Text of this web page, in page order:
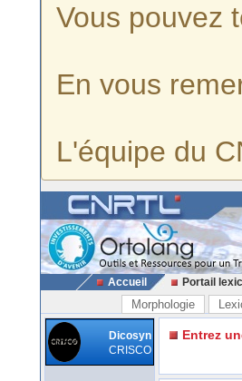
Vous pouvez
En vous
L'équipe du
Accueil Portail
Morphologie
Dicosyn
CRISCO
Entrez